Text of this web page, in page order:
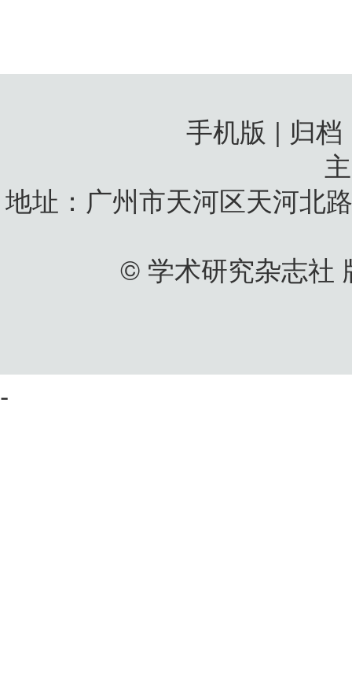
手机版 | 归
地址：广州市天河区天河北
© 学术研究杂志社
-